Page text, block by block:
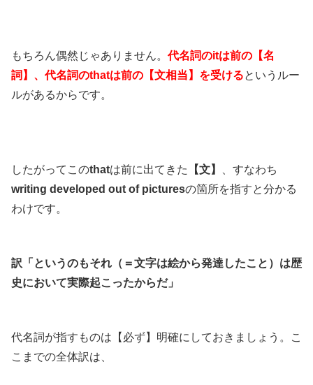
もちろん偶然じゃありません。代名詞のitは前の【名
詞】、代名詞のthatは前の【文相当】を受けるというルー
ルがあるからです。
したがってこのthatは前に出てきた 【文】
、すなわち
writing developed out of picturesの箇所を指すと分かる
わけです。
訳「というのもそれ（＝文字は絵から発達したこと）は歴
史において実際起こったからだ」
代名詞が指すものは【必ず】明確にしておきましょう。こ
こまでの全体訳は、